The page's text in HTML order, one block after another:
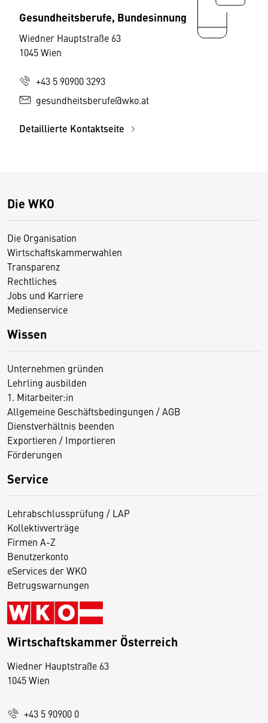
Gesundheitsberufe, Bundesinnung
Wiedner Hauptstraße 63
1045 Wien
+43 5 90900 3293
gesundheitsberufe@wko.at
Detaillierte Kontaktseite
Die WKO
Die Organisation
Wirtschaftskammerwahlen
Transparenz
Rechtliches
Jobs und Karriere
Medienservice
Wissen
Unternehmen gründen
Lehrling ausbilden
1. Mitarbeiter:in
Allgemeine Geschäftsbedingungen / AGB
Dienstverhältnis beenden
Exportieren / Importieren
Förderungen
Service
Lehrabschlussprüfung / LAP
Kollektivverträge
Firmen A-Z
Benutzerkonto
eServices der WKO
Betrugswarnungen
Wirtschaftskammer Österreich
Wiedner Hauptstraße 63
1045 Wien
+43 5 90900 0
D
s